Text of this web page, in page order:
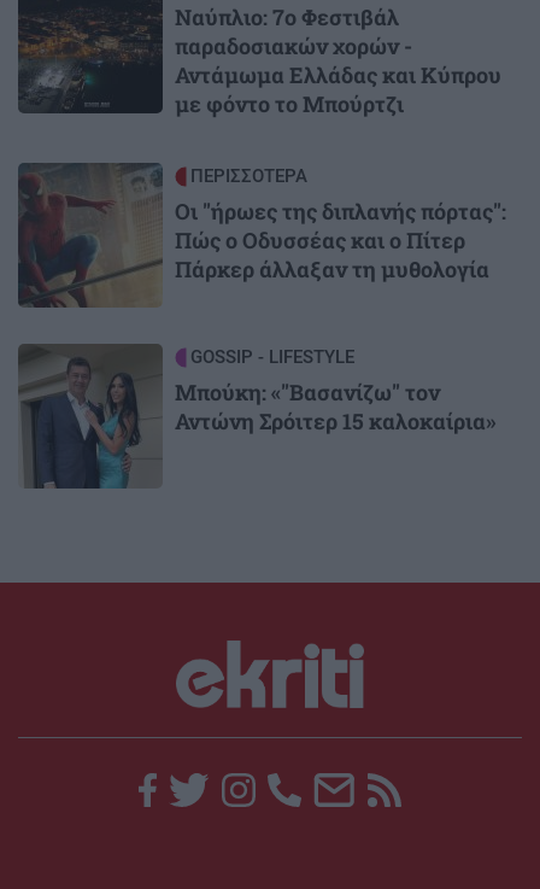
Ναύπλιο: 7ο Φεστιβάλ
παραδοσιακών χορών -
Αντάμωμα Ελλάδας και Κύπρου
με φόντο το Μπούρτζι
Image ΠΕΡΙΣΣΟΤΕΡΑ
Οι "ήρωες της διπλανής πόρτας":
Πώς ο Οδυσσέας και ο Πίτερ
Πάρκερ άλλαξαν τη μυθολογία
Image GOSSIP - LIFESTYLE
Μπούκη: «"Βασανίζω" τον
Αντώνη Σρόιτερ 15 καλοκαίρια»